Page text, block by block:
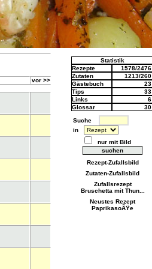
vor >>
Statistik
Rezepte
1578/2476
Zutaten
1213/260
Gästebuch
23
Tips
33
Links
6
Glossar
30
Suche
in
nur mit Bild
Rezept-Zufallsbild
Zutaten-Zufallsbild
Zufallsrezept
Bruschetta mit Thun...
Neustes Rezept
PaprikasoÃŸe